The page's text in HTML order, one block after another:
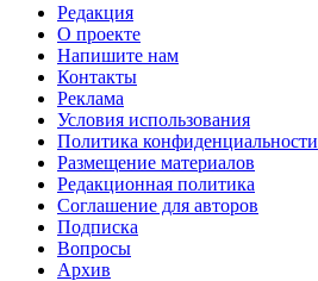
Редакция
О проекте
Напишите нам
Контакты
Реклама
Условия использования
Политика конфиденциальности
Размещение материалов
Редакционная политика
Соглашение для авторов
Подписка
Вопросы
Архив